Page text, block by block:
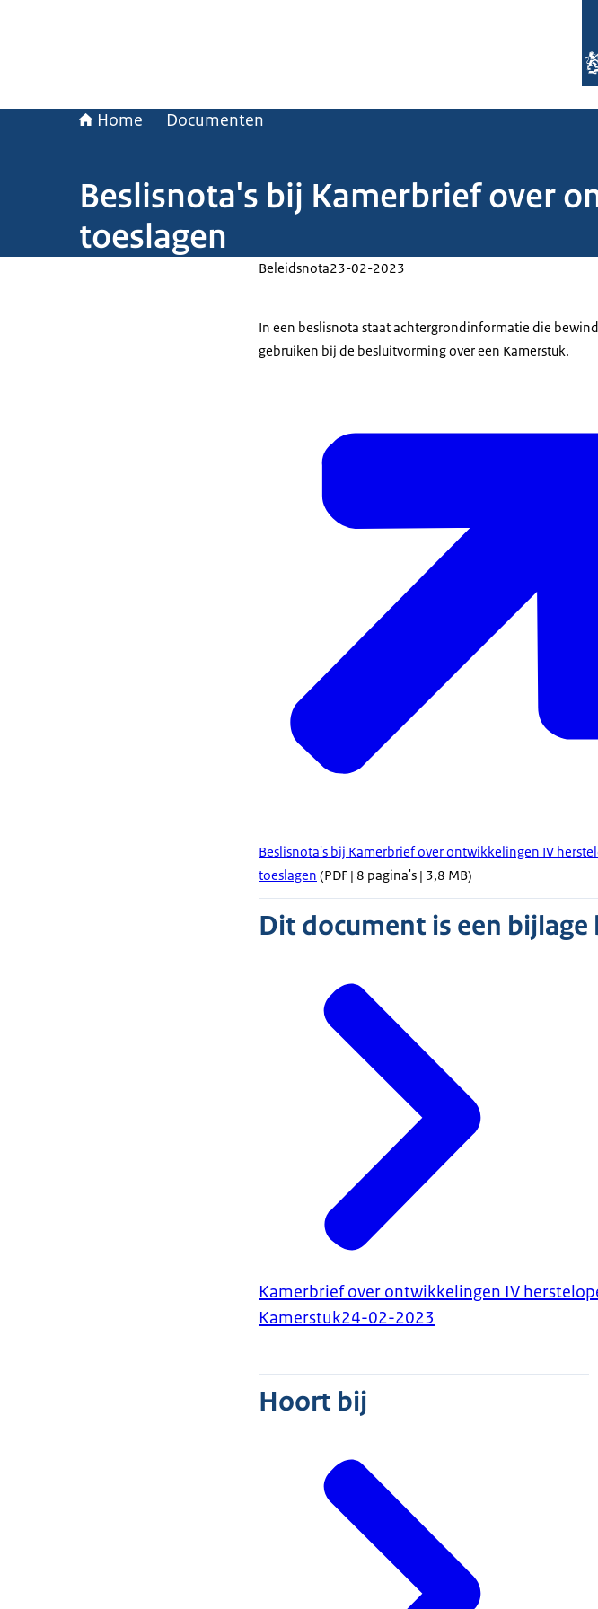
Home Documenten
Beslisnota's bij Kamerbrief over
toeslagen
Beleidsnota23-02-2023
In een beslisnota staat achtergrondinformatie die
gebruiken bij de besluitvorming over een Kamerstuk.
Beslisnota's bij Kamerbrief over ontwikkelingen IV
toeslagen (PDF | 8 pagina's | 3,8 MB)
Dit document is een bijlage
Kamerbrief over ontwikkelingen IV
Kamerstuk24-02-2023
Hoort bij